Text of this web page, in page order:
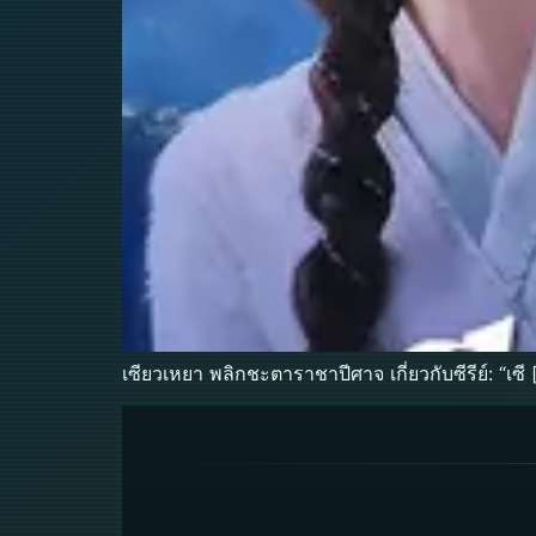
เซียวเหยา พลิกชะตาราชาปีศาจ เกี่ยวกับซีรีย์: “เ